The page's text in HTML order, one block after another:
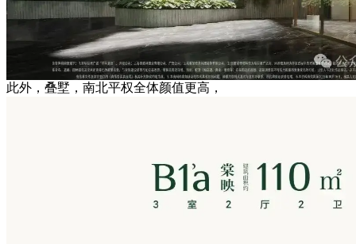
此外，叠墅，南北平权全体颜值更高，